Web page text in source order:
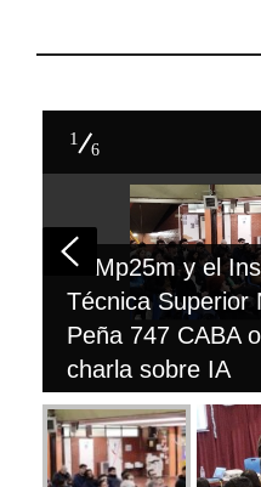
1
6
El Mp25m y el
Técnica Superior
Peña 747 CABA
charla sobre IA